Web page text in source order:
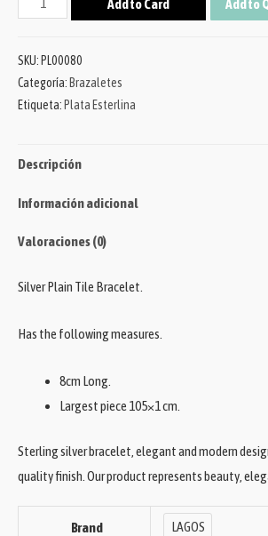
Add to Card Add to
SKU: PL00080
Categoría: Brazaletes
Etiqueta: Plata Esterlina
Descripción
Información adicional
Valoraciones (0)
Silver Plain Tile Bracelet.
Has the following measures.
8cm Long.
Largest piece 105×1 cm.
Sterling silver bracelet, elegant and modern
quality finish. Our product represents beauty,
Brand LAGOS